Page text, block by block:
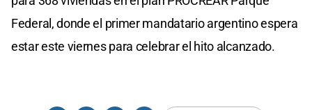
Federal, donde el primer mandatario argentino espera
estar este viernes para celebrar el hito alcanzado.